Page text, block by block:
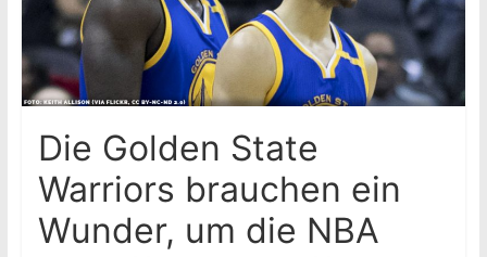
Die Golden State
Warriors brauchen ein
Wunder, um die NBA